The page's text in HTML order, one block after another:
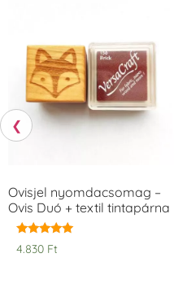
❮
Ovisjel nyomdacsomag –
Ovis Duó + textil tintapárna
Értékelés:
5.00
4.830 Ft